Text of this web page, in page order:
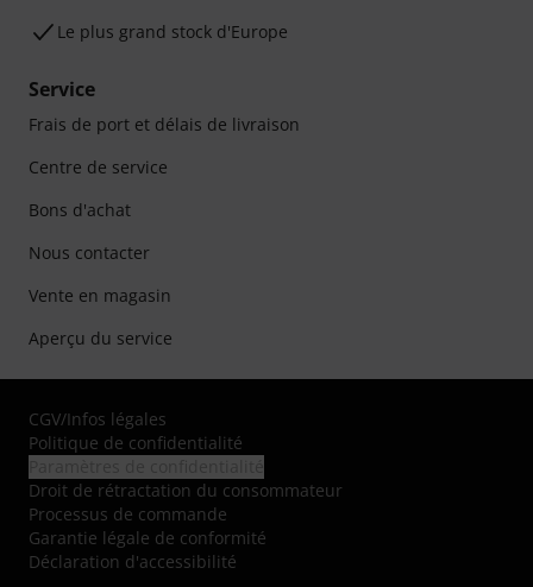
Le plus grand stock d'Europe
Service
Frais de port et délais de livraison
Centre de service
Bons d'achat
Nous contacter
Vente en magasin
Aperçu du service
CGV/Infos légales
Politique de confidentialité
Droit de rétractation du consommateur
Processus de commande
Garantie légale de conformité
Déclaration d'accessibilité